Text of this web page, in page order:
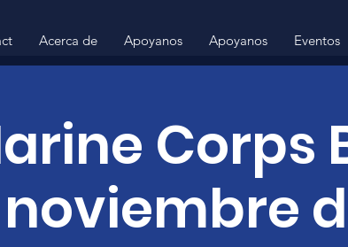
Acerca de Apoyanos Apoyanos Eventos
Corps
noviembre